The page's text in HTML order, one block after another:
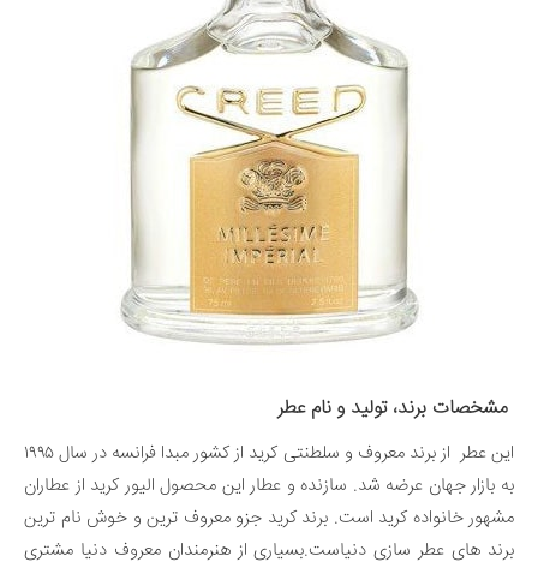
مشخصات برند، تولید و نام عطر
این عطر از برند معروف و سلطنتی کرید از کشور مبدا فرانسه در سال ۱۹۹۵
به بازار جهان عرضه شد. سازنده و عطار این محصول الیور کرید از عطاران
مشهور خانواده کرید است. برند کرید جزو معروف ترین و خوش نام ترین
برند های عطر سازی دنیاست.بسیاری از هنرمندان معروف دنیا مشتری